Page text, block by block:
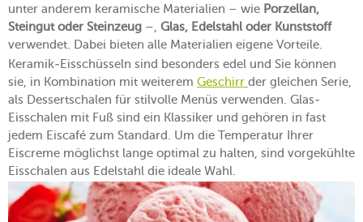
unter anderem keramische Materialien – wie Porzellan,
Steingut oder Steinzeug –, Glas, Edelstahl oder Kunststoff
verwendet. Dabei bieten alle Materialien eigene Vorteile.
Keramik-Eisschüsseln sind besonders edel und Sie können
sie, in Kombination mit weiterem Geschirr der gleichen Serie,
als Dessertschalen für stilvolle Menüs verwenden. Glas-
Eisschalen mit Fuß sind ein Klassiker und gehören in fast
jedem Eiscafé zum Standard. Um die Temperatur Ihrer
Eiscreme möglichst lange optimal zu halten, sind vorgekühlte
Eisschalen aus Edelstahl die ideale Wahl.